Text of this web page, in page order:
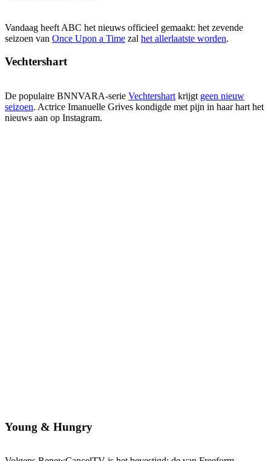
Vandaag heeft ABC het nieuws officieel gemaakt: het zevende
seizoen van Once Upon a Time zal het allerlaatste worden.
Vechtershart
De populaire BNNVARA-serie Vechtershart krijgt geen nieuw
seizoen. Actrice Imanuelle Grives kondigde met pijn in haar hart het
nieuws aan op Instagram.
Young & Hungry